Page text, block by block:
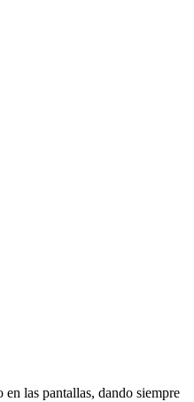
en las pantallas, dando siempre